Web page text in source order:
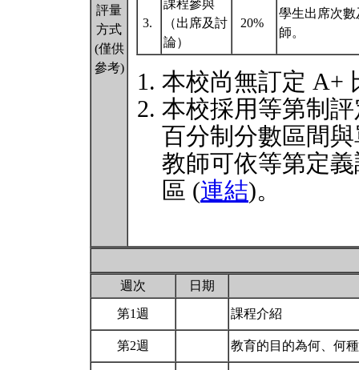
評量
方式
(僅供
參考)
3.
課程參與
（出席及討
論）
20%
學生出席次
師。
本校尚無訂定 A+
本校採用等第制
百分制分數區間
教師可依等第定
區 (連結)。
週次 日期
第1週 課程介紹
第2週 教育的目的為何、何